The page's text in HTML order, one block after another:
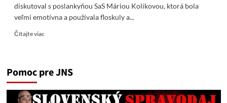
diskutoval s poslankyňou SaS Máriou Kolíkovou, ktorá bola
veľmi emotívna a používala floskuly a...
Čítajte viacRead
Z
DISKUSIÍ
22/24
Pomoc pre JNS